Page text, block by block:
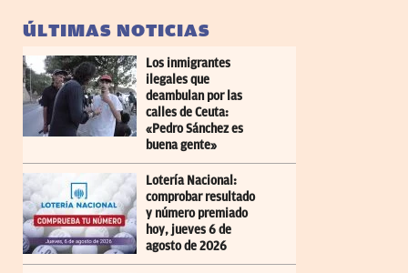
ÚLTIMAS NOTICIAS
Los inmigrantes
ilegales que
deambulan por las
calles de Ceuta:
«Pedro Sánchez es
buena gente»
Lotería Nacional:
comprobar resultado
y número premiado
hoy, jueves 6 de
agosto de 2026